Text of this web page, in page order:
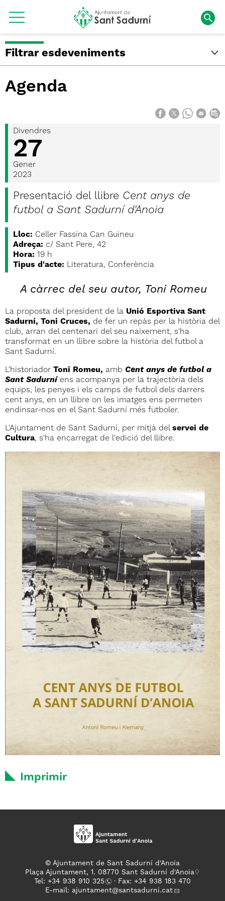
Filtrar esdeveniments
Agenda
Divendres
27
Gener
2023
Presentació del llibre Cent anys de
futbol a Sant Sadurní d'Anoia
Lloc: Celler Fassina Can Guineu
Adreça: c/ Sant Pere, 42
Hora: 19 h
Tipus d'acte: Literatura, Conferència
A càrrec del seu autor, Toni Romeu
La proposta del president de la Unió Esportiva Sant
Sadurní, Toni Cruces, de fer un repàs per la història del
club, arran del centenari del seu naixement, s'ha
transformat en un llibre sobre la història del futbol a
Sant Sadurní.
L'historiador Toni Romeu, amb Cent anys de futbol a
Sant Sadurní ens acompanya per la trajectòria dels
equips, les penyes i els camps de futbol dels darrers
cent anys, en un llibre on les imatges ens permeten
endinsar-nos en el Sant Sadurní més futboler.
L'Ajuntament de Sant Sadurní, per mitjà delservei de
Cultura, s'ha encarregat de l'edició del llibre.
Imprimir
© Ajuntament de Sant Sadurní d'Anoia
Plaça Ajuntament, 1. 08770 Sant Sadurní d'Anoia
Tel: +34 938 910 325
· Fax: +34 938 183 470
E-mail: ajuntament@santsadurni.cat